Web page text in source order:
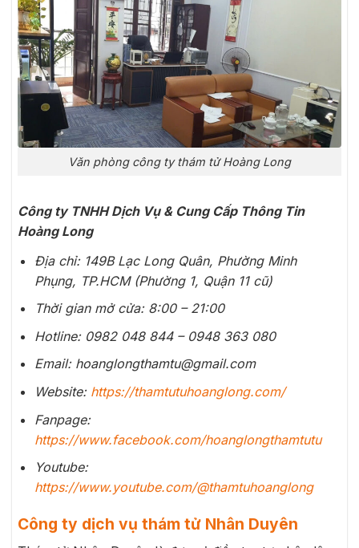
Văn phòng công ty thám tử Hoàng Long
Công ty TNHH Dịch Vụ & Cung Cấp Thông Tin
Hoàng Long
Địa chỉ: 149B Lạc Long Quân, Phường Minh
Phụng, TP.HCM (Phường 1, Quận 11 cũ)
Thời gian mở cửa: 8:00 – 21:00
Hotline: 0982 048 844 – 0948 363 080
Email: hoanglongthamtu@gmail.com
Website: https://thamtutuhoanglong.com/
Fanpage:
https://www.facebook.com/hoanglongthamtutu
Youtube:
https://www.youtube.com/@thamtuhoanglong
Công ty dịch vụ thám tử Nhân Duyên